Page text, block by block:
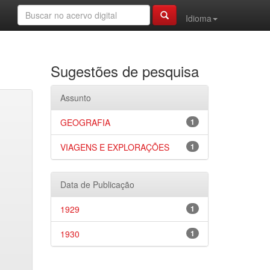
Idioma
Sugestões de pesquisa
Assunto
1
GEOGRAFIA
1
VIAGENS E EXPLORAÇÕES
Data de Publicação
1
1929
1
1930